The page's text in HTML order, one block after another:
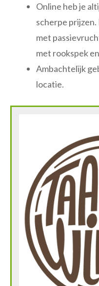
Online heb je
scherpe
met
met rookspek
Ambachtelijk
locatie.